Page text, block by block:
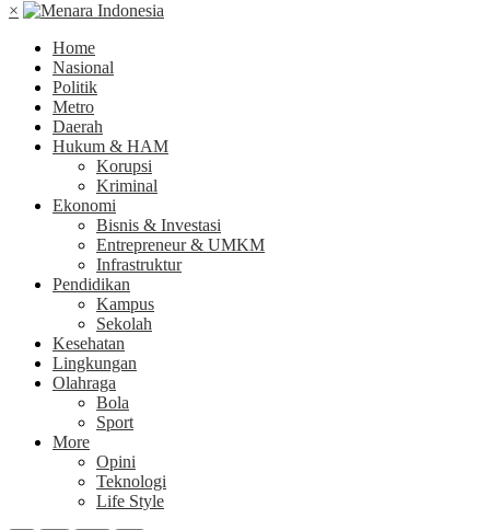
×
Home
Nasional
Politik
Metro
Daerah
Hukum & HAM
Korupsi
Kriminal
Ekonomi
Bisnis & Investasi
Entrepreneur & UMKM
Infrastruktur
Pendidikan
Kampus
Sekolah
Kesehatan
Lingkungan
Olahraga
Bola
Sport
More
Opini
Teknologi
Life Style